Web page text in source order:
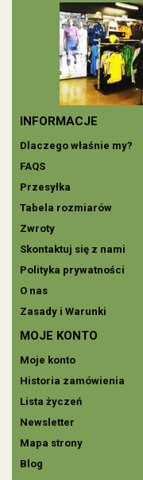
INFORMACJE
Dlaczego właśnie my?
FAQS
Przesyłka
Tabela rozmiarów
Zwroty
Skontaktuj się z nami
Polityka prywatności
O nas
Zasady i Warunki
MOJE KONTO
Moje konto
Historia zamówienia
Lista życzeń
Newsletter
Mapa strony
Blog